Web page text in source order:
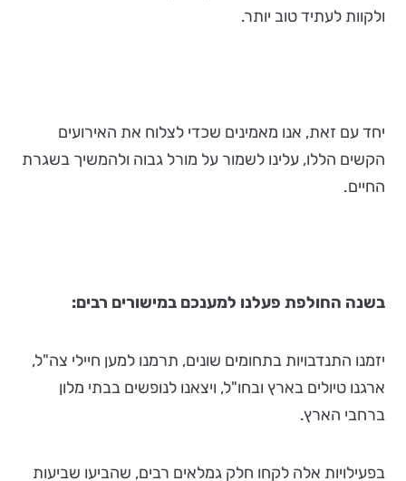
ולקוות לעתיד טוב יותר.
יחד עם זאת, אנו מאמינים שכדי לצלוח את האירועים
הקשים הללו, עלינו לשמור על מורל גבוה ולהמשיך בשגרת
החיים.
בשנה החולפת פעלנו למענכם במישורים רבים:
יזמנו התנדבויות בתחומים שונים, תרמנו למען חיילי צה"ל,
ארגנו טיולים בארץ ובחו"ל, ויצאנו לנופשים בבתי מלון
ברחבי הארץ.
בפעילויות אלה לקחו חלק גמלאים רבים, שהביעו שביעות